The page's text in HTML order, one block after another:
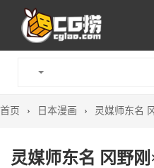
首页 › 日本漫画 › 灵媒师东名
灵媒师东名 冈野